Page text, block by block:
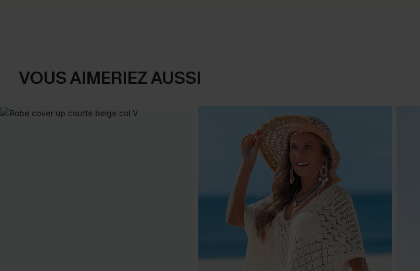
VOUS AIMERIEZ AUSSI